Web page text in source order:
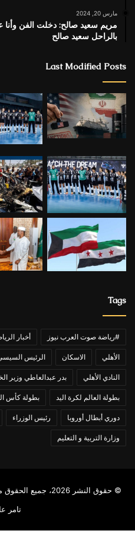
مارس 20, 2024
بالراحل سعيد صالح
Last Modified Posts
Tags
#رياضة صوت العرب نيوز أخبار
الأهلي الاسكان الرئيس
النادي الأهلي بدر عبدالعاطي وزير
بطولة العالم لكرة اليد بطولة كأس
دوري أبطال أوروبا رئيس الوزراء
وزارة التربية و التعليم
© حقوق النشر 2026، جميع الحقوق محفوظة |
تامر